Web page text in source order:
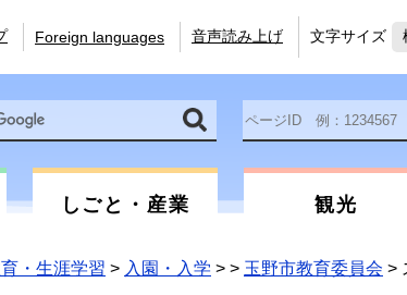
Foreign languages 音声読み上げ 文字サイズ
ID
を
しごと・産業 観光
・生涯学習 > 入園・入学 > > 玉野市教育委員会 >